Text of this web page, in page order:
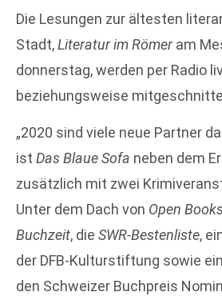
Die Lesungen zur ältesten
Stadt,Literatur im Römeram
donnerstag, werden per Radio
beziehungsweise
„2020 sind viele neue Partner
ist Das Blaue Sofa neben dem
zusätzlich mit zwei
Unter dem Dach von Open
Buchzeit, die SWR-Bestenliste,
der DFB-Kulturstiftung sowie
den Schweizer Buchpreis